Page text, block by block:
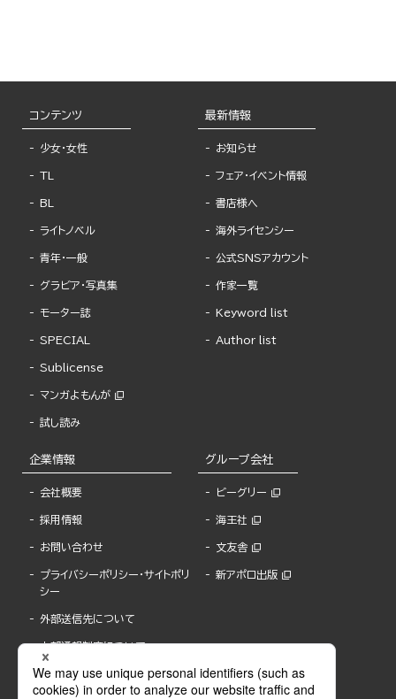
コンテンツ
少女・女性
TL
BL
ライトノベル
青年・一般
グラビア・写真集
モーター誌
SPECIAL
Sublicense
マンガよもんが
試し読み
最新情報
お知らせ
フェア・イベント情報
書店様へ
海外ライセンシー
公式SNSアカウント
作家一覧
Keyword list
Author list
企業情報
会社概要
採用情報
お問い合わせ
プライバシーポリシー・サイトポリ
シー
外部送信先について
内部通報制度について
グループ会社
ビーグリー
海王社
文友舎
新アポロ出版